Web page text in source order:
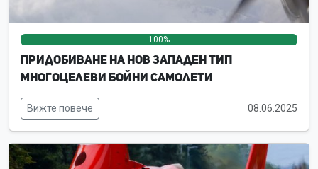
100%
Придобиване на нов западен тип
многоцелеви бойни самолети
Вижте повече 08.06.2025